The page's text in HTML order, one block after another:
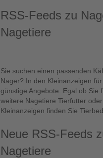
RSS-Feeds zu
Nagetiere
Sie suchen einen passenden
Nager? In den Kleinanzeigen
günstige Angebote. Egal ob Sie
weitere Nagetiere Tierfutter
Kleinanzeigen finden Sie
Neue RSS-Feeds
Nagetiere